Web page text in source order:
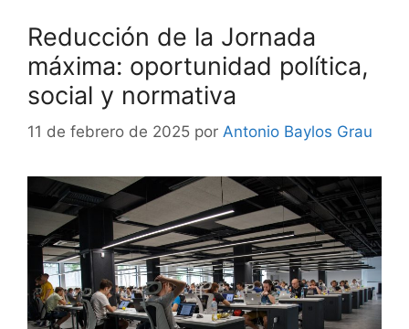
Reducción de la Jornada
máxima: oportunidad política,
social y normativa
11 de febrero de 2025 por Antonio Baylos Grau